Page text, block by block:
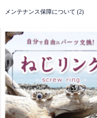
メンテナンス保障について (2)